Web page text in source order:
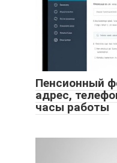
Пенсионный
адрес,
часы работы